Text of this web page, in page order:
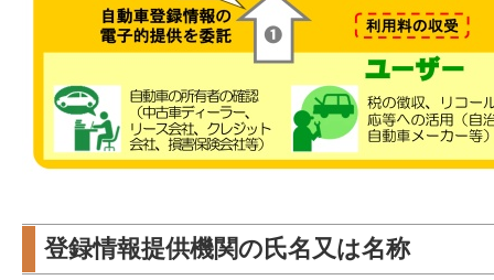
登録情報提供機関の氏名又は名称